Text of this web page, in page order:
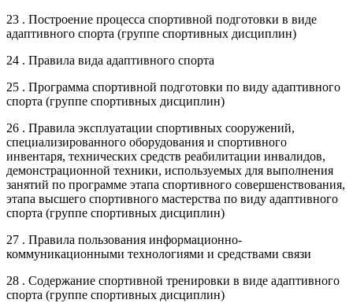
23 . Построение процесса спортивной подготовки в виде
адаптивного спорта (группе спортивных дисциплин)
24 . Правила вида адаптивного спорта
25 . Программа спортивной подготовки по виду адаптивного
спорта (группе спортивных дисциплин)
26 . Правила эксплуатации спортивных сооружений,
специализированного оборудования и спортивного
инвентаря, технических средств реабилитации инвалидов,
демонстрационной техники, используемых для выполнения
занятий по программе этапа спортивного совершенствования,
этапа высшего спортивного мастерства по виду адаптивного
спорта (группе спортивных дисциплин)
27 . Правила пользования информационно-
коммуникационными технологиями и средствами связи
28 . Содержание спортивной тренировки в виде адаптивного
спорта (группе спортивных дисциплин)